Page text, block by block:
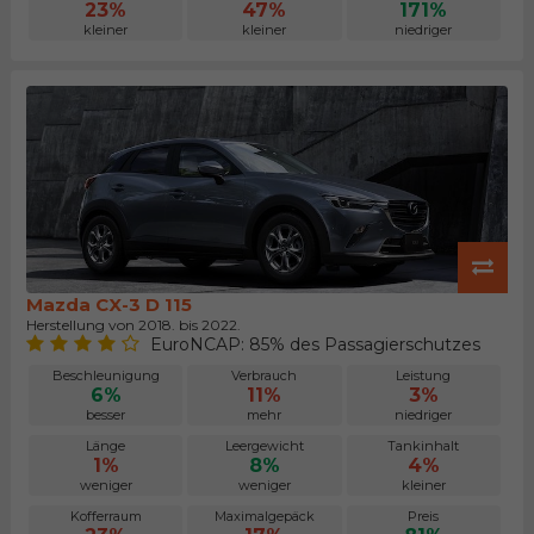
23%
kleiner
47%
kleiner
171%
niedriger
Mazda CX-3 D 115
Herstellung von 2018. bis 2022.
EuroNCAP: 85% des Passagierschutzes
Beschleunigung
6%
besser
Verbrauch
11%
mehr
Leistung
3%
niedriger
Länge
1%
weniger
Leergewicht
8%
weniger
Tankinhalt
4%
kleiner
Kofferraum
Maximalgepäck Preis